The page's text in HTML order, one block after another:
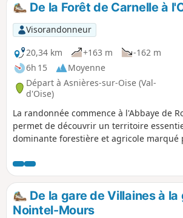
De la Forêt de Carnelle à
Visorandonneur
20,34 km
+163 m
-162 m
6h 15
Moyenne
Départ à Asnières-sur-Oise (Val-
d'Oise)
La randonnée commence à l'Abbaye de
permet de découvrir un territoire
dominante forestière et agricole marqué
de beaux points de vue sur le massif
la vallée de l'Oise. La traversée de
un aperçu de leur richesse patrimoniale.
De la gare de Villaines à la
Nointel-Mours